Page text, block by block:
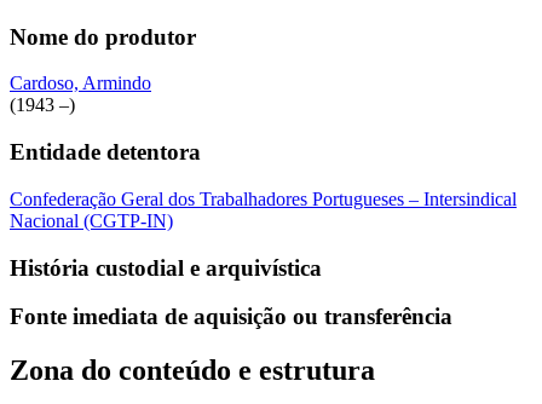
Nome do produtor
Cardoso, Armindo
(1943 –)
Entidade detentora
Confederação Geral dos Trabalhadores Portugueses – Intersindical
Nacional (CGTP-IN)
História custodial e arquivística
Fonte imediata de aquisição ou transferência
Zona do conteúdo e estrutura